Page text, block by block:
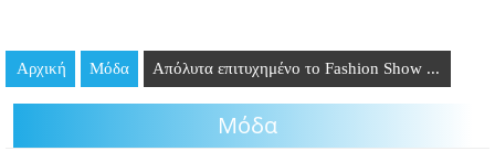
ΘΕΣΕΙΣ ΕΡΓΑΣΙΑΣ
Αρχική Μόδα Απόλυτα επιτυχημένο το Fashion Show ...
Μόδα